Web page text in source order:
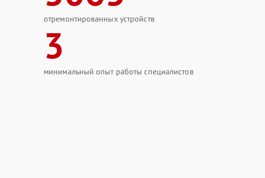
отремонтированных устройств
3
минимальный опыт работы специалистов